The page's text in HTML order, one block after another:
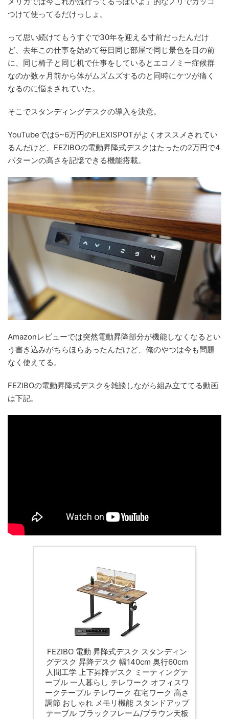
つけて使ってるだけっしょ。
って思い続けてもうすぐで30年を迎える寸前だったんだけ
ど、去年この仕事を始めて毎日同じ部屋で同じ景色を目の前
に、同じ椅子と同じ机で仕事をしているとエコノミー症候群
なのか数ヶ月前から体がムズムズするのと同時にケツが痛く
なるのに悩まされていた。
そこでスタンディングデスクの導入を決意。
YouTubeでは5~6万円のFLEXISPOTがよくオススメされてい
るんだけど、FEZIBOの電動昇降式デスクはたったの2万円で4
パターンの高さを記憶できる機能搭載。
Amazonレビューでは突然電動昇降部分が機能しなくなるとい
う書き込みがちらほらあったんだけど、俺のやつは今も問題
なく使えてる。
FEZIBOの電動昇降式デスクを雑談しながら組み立ててる動画
は下記。
FEZIBO 電動 昇降式デスク スタンディン
グデスク 昇降デスク 幅140cm 奥行60cm
人間工学 上下昇降デスク ミーティングテ
ーブル 一人暮らし テレワーク オフィスワ
ークテーブル テレワーク 在宅ワーク 高さ
調節 おしゃれ メモリ機能 スタンドアップ
テーブル ブラックフレーム/ブラウン天板